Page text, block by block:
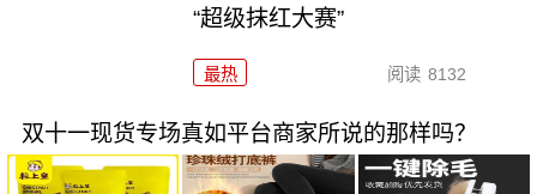
“超级抹红大赛”
最热 阅读 8132
双十一现货专场真如平台商家所说的那样吗？